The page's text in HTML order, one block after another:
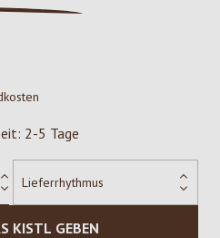
2-5 Tage
KISTL GEBEN